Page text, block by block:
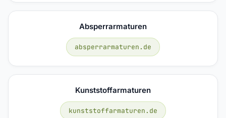
Absperrarmaturen
absperrarmaturen.de
Kunststoffarmaturen
kunststoffarmaturen.de